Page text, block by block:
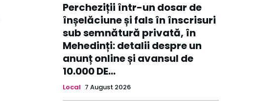
Percheziții într-un dosar de
înșelăciune și fals în înscrisuri
sub semnătură privată, în
Mehedinți: detalii despre un
anunț online și avansul de
10.000 DE...
Local 7 August 2026